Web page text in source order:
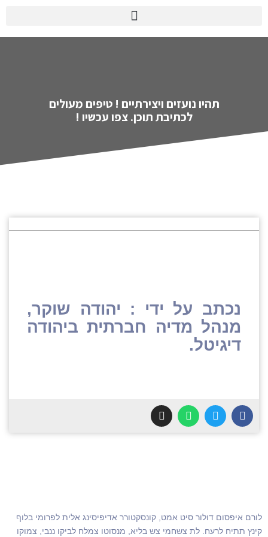
תהיו נועזים ויצירתיים ! טיפים מעולים
לכתיבת תוכן. צפו עכשיו !
נכתב על ידי : יהודה שוקר,
מנהל מדיה חברתית ביהודה
דיגיטל.
לורם איפסום דולור סיט אמט, קונסקטורר אדיפיסינג אלית לפרומי בלוף
קינץ תתיח לרעח. לת צשחמי צש בליא, מנסוטו צמלח לביקו ננבי, צמוקו